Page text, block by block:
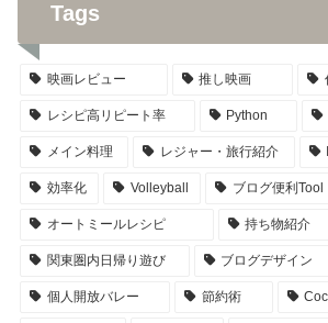
Tags
映画レビュー 推し映画
レシピ高リピート率 Python
メイン料理 レジャー・旅行紹介
効率化 Volleyball ブログ便利Tool
オートミールレシピ 持ち物紹介
関東圏内日帰り遊び ブログデザイン
個人開放バレー 節約術